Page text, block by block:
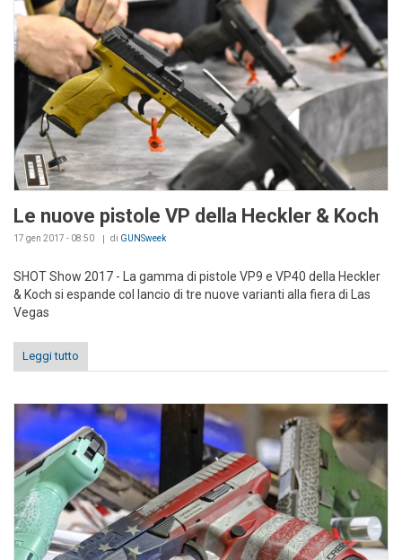
Le nuove pistole VP della Heckler & Koch
17 gen 2017 - 08:50 di GUNSweek
SHOT Show 2017 - La gamma di pistole VP9 e VP40 della Heckler
& Koch si espande col lancio di tre nuove varianti alla fiera di Las
Vegas
Leggi tutto